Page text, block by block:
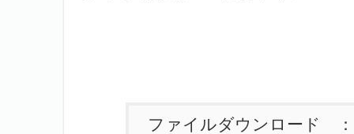
ファイルダウンロード